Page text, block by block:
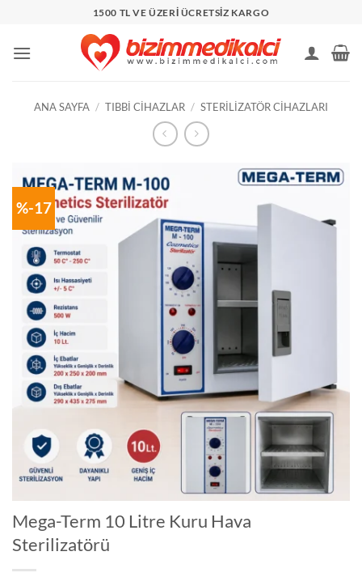
1500 TL VE ÜZERİ ÜCRETSİZ KARGO
ANA SAYFA / TIBBI CIHAZLAR / STERILIZATÖR CIHAZLARI
%-17
Mega-Term 10 Litre Kuru Hava
Sterilizatörü